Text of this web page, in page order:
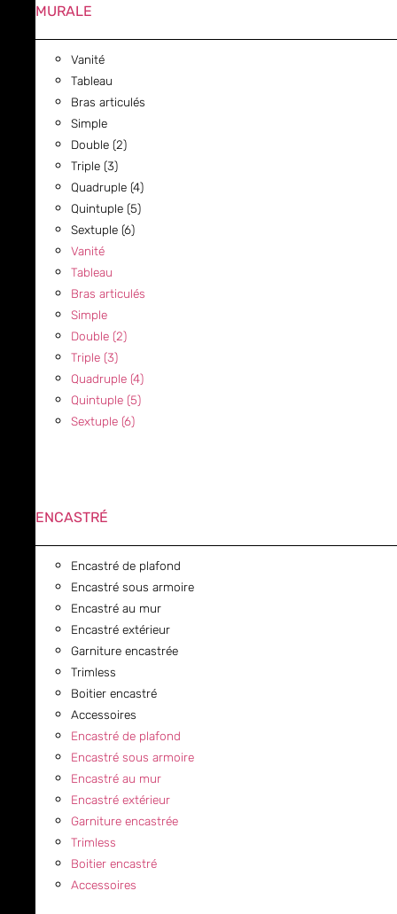
MURALE
Vanité
Tableau
Bras articulés
Simple
Double (2)
Triple (3)
Quadruple (4)
Quintuple (5)
Sextuple (6)
Vanité
Tableau
Bras articulés
Simple
Double (2)
Triple (3)
Quadruple (4)
Quintuple (5)
Sextuple (6)
ENCASTRÉ
Encastré de plafond
Encastré sous armoire
Encastré au mur
Encastré extérieur
Garniture encastrée
Trimless
Boitier encastré
Accessoires
Encastré de plafond
Encastré sous armoire
Encastré au mur
Encastré extérieur
Garniture encastrée
Trimless
Boitier encastré
Accessoires